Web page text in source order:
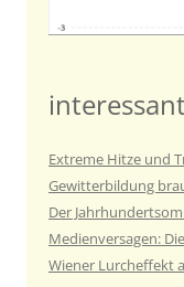
Extreme Hitze und
Gewitterbildung
Der
Medienversagen:
Wiener Lurcheffekt